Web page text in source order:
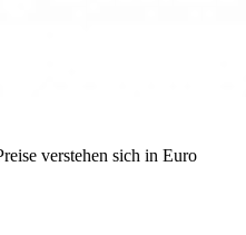
verstehen sich in Euro